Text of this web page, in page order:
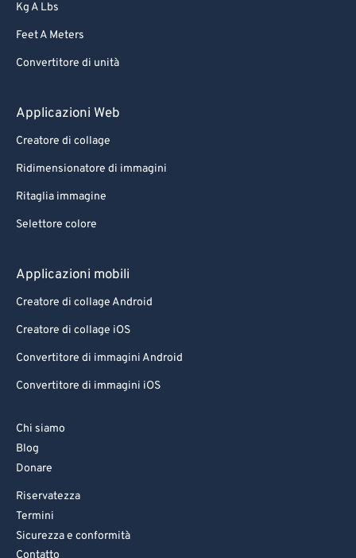
Kg A Lbs
Feet A Meters
Convertitore di unità
Applicazioni Web
Creatore di collage
Ridimensionatore di immagini
Ritaglia immagine
Selettore colore
Applicazioni mobili
Creatore di collage Android
Creatore di collage iOS
Convertitore di immagini Android
Convertitore di immagini iOS
Chi siamo
Blog
Donare
Riservatezza
Termini
Sicurezza e conformità
Contatto